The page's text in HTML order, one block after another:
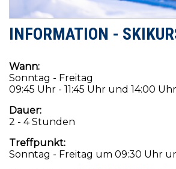
INFORMATION -
Wann:
Sonntag - Freitag
09:45 Uhr - 11:45 Uhr und 14:00
Dauer:
2 - 4 Stunden
Treffpunkt:
Sonntag - Freitag um 09:30 Uhr